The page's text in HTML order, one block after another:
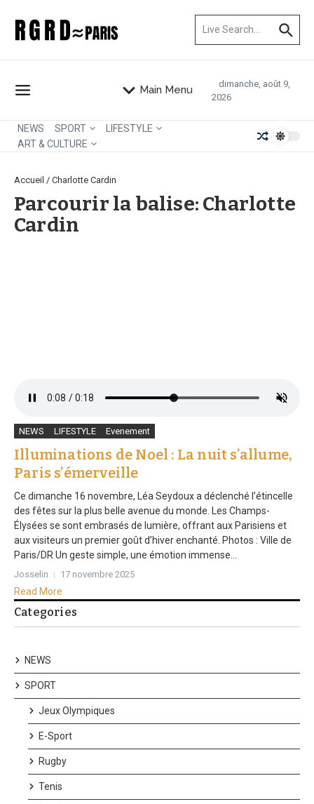
Main Menu
dimanche, août 9,
2026
NEWS SPORT
LIFESTYLE
ART & CULTURE
Accueil / Charlotte Cardin
Parcourir la balise: Charlotte
Cardin
NEWS LIFESTYLE Evenement
Illuminations de Noel : La nuit s’allume,
Paris s’émerveille
Ce dimanche 16 novembre, Léa Seydoux a déclenché l’étincelle
des fêtes sur la plus belle avenue du monde. Les Champs-
Élysées se sont embrasés de lumière, offrant aux Parisiens et
aux visiteurs un premier goût d’hiver enchanté. Photos : Ville de
Paris/DR Un geste simple, une émotion immense...
Josselin 17 novembre 2025
Read More
Categories
NEWS
SPORT
Jeux Olympiques
E-Sport
Rugby
Tenis